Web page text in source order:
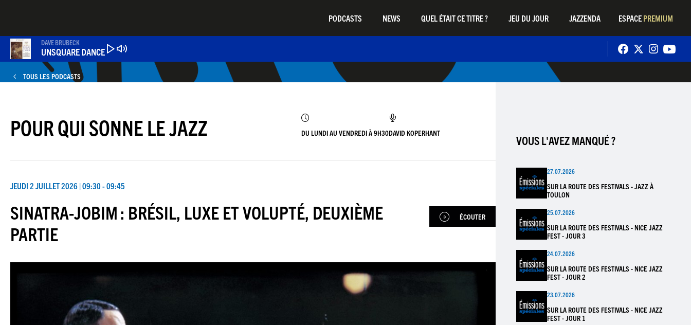
principal
PODCASTS NEWS QUEL ÉTAIT CE TITRE ? JEU DU JOUR JAZZENDA ESPACE PREMIUM
DAVE BRUBECK
UNSQUARE DANCE
TOUS LES PODCASTS
POUR QUI SONNE LE JAZZ DU LUNDI AU VENDREDI À 9H30DAVID KOPERHANT
JEUDI 2 JUILLET 2026 | 09:30 - 09:45
SINATRA-JOBIM : BRÉSIL, LUXE ET VOLUPTÉ, DEUXIÈME
PARTIE
ÉCOUTER
VOUS L'AVEZ MANQUÉ ?
27.07.2026
SUR LA ROUTE DES FESTIVALS - JAZZ À
TOULON
25.07.2026
SUR LA ROUTE DES FESTIVALS - NICE JAZZ
FEST - JOUR 3
24.07.2026
SUR LA ROUTE DES FESTIVALS - NICE JAZZ
FEST - JOUR 2
23.07.2026
SUR LA ROUTE DES FESTIVALS - NICE JAZZ
FEST - JOUR 1